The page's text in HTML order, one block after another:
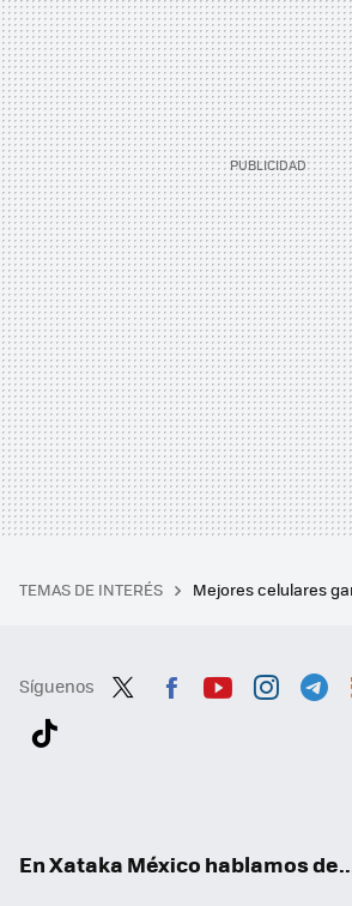
TEMAS DE INTERÉS Mejores celulares
Síguenos
En Xataka México hablamos